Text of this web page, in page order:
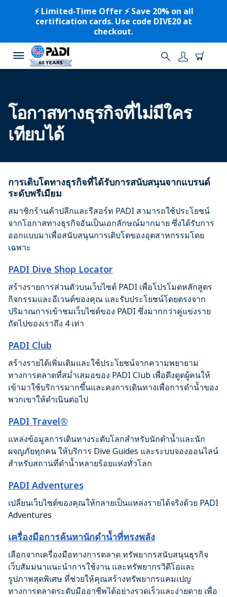
⚡️ Limited-Time Offer ⚡️ Save 20% on all
certification cards. Use code DIVE20 at
checkout.
โอกาสทางธุรกิจที่ไม่มีใคร
เทียบได้
การเติบโตทางธุรกิจที่ได้รับการสนับสนุนจากแบรนด์
ระดับพรีเมียม
สมาชิกร้านค้าปลีกและรีสอร์ท PADI สามารถใช้ประโยชน์
จากโอกาสทางธุรกิจอันเป็นเอกลักษณ์มากมาย ซึ่งได้รับการ
ออกแบบมาเพื่อสนับสนุนการเติบโตของอุตสาหกรรมโดย
เฉพาะ
PADI Dive Shop Locator
สร้างรายการส่วนตัวบนเว็บไซต์ PADI เพื่อโปรโมตหลักสูตร
กิจกรรมและอีเวนต์ของคุณ และรับประโยชน์โดยตรงจาก
ปริมาณการเข้าชมเว็บไซต์ของ PADI ซึ่งมากกว่าคู่แข่งราย
ถัดไปของเราถึง 4 เท่า
PADI Club
สร้างรายได้เพิ่มเติมและใช้ประโยชน์จากความพยายาม
ทางการตลาดที่สม่ำเสมอของ PADI Club เพื่อดึงดูดผู้คนให้
เข้ามาใช้บริการมากขึ้นและคงการเดินทางเพื่อการดำน้ำของ
พวกเขาให้ดำเนินต่อไป
PADI Travel®
แหล่งข้อมูลการเดินทางระดับโลกสำหรับนักดำน้ำและนัก
ผจญภัยทุกคน ให้บริการ Dive Guides และระบบจองออนไลน์
สำหรับสถานที่ดำน้ำหลายร้อยแห่งทั่วโลก
PADI Adventures
เปลี่ยนเว็บไซต์ของคุณให้กลายเป็นแหล่งรายได้จริงด้วย PADI
Adventures
เครื่องมือการค้นหานักดำน้ำที่ทรงพลัง
เลือกจากเครื่องมือทางการตลาด ทรัพยากรสนับสนุนธุรกิจ
เว็บสัมมนาแนะนำการใช้งาน และทรัพยากรวิดีโอและ
รูปภาพสุดพิเศษ ที่ช่วยให้คุณสร้างทรัพยากรแคมเปญ
ทางการตลาดระดับมืออาชีพได้อย่างรวดเร็วและง่ายดาย เพื่อ